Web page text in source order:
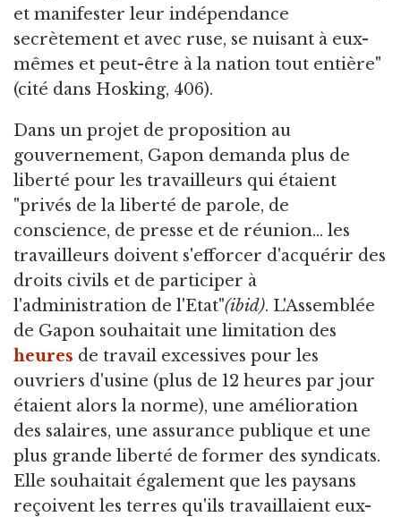
et manifester leur indépendance
secrètement et avec ruse, se nuisant à eux-
mêmes et peut-être à la nation tout entière"
(cité dans Hosking, 406).
Dans un projet de proposition au
gouvernement, Gapon demanda plus de
liberté pour les travailleurs qui étaient
"privés de la liberté de parole, de
conscience, de presse et de réunion... les
travailleurs doivent s'efforcer d'acquérir des
droits civils et de participer à
l'administration de l'Etat"(ibid). L'Assemblée
de Gapon souhaitait une limitation des
heures de travail excessives pour les
ouvriers d'usine (plus de 12 heures par jour
étaient alors la norme), une amélioration
des salaires, une assurance publique et une
plus grande liberté de former des syndicats.
Elle souhaitait également que les paysans
reçoivent les terres qu'ils travaillaient eux-